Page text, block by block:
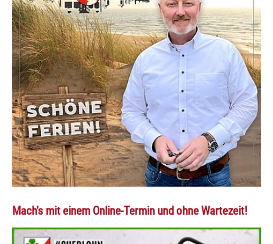
Mach's mit einem Online-Termin und ohne Wartezeit!